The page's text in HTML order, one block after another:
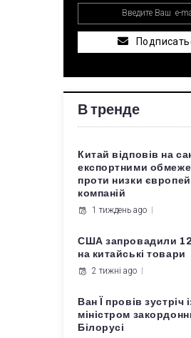
В тренде
Китай відповів на
експортними
проти низки
компаній
1 тиждень ago
США запровадили
на китайські товари
2 тижні ago
Ван Ї провів зустріч
міністром
Білорусі